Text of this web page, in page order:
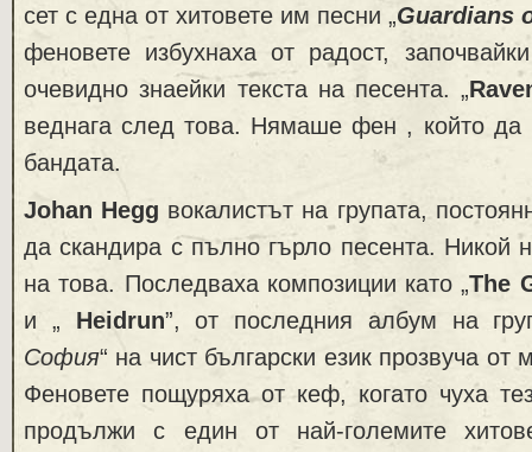
сет с една от хитовете им песни „Guardians
феновете избухнаха от радост,
очевидно знаейки текста на песента. „
веднага след това. Нямаше фен , който да
бандата.
Johan Hegg вокалистът на групата,
да скандира с пълно гърло песента. Никой
на това. Последваха композиции като „Тhe
и „ Heidrun”, от последния албум на
София“ на чист български език прозвуча
Феновете пощуряха от кеф, когато чуха
продължи с един от най-големите